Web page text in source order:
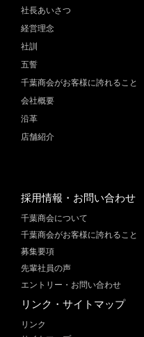
社長あいさつ
経営理念
社訓
五誓
千葉商会がお客様に誇れること
会社概要
沿革
店舗紹介
採用情報・お問い合わせ
千葉商会について
千葉商会がお客様に誇れること​
募集要項
先輩社員の声
エントリー・お問い合わせ
リンク・サイトマップ
リンク